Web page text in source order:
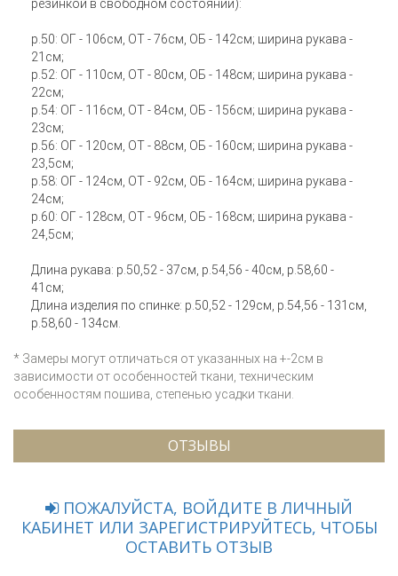
резинкой в свободном состоянии):
р.50: ОГ - 106см, ОТ - 76см, ОБ - 142см; ширина рукава -
21см;
р.52: ОГ - 110см, ОТ - 80см, ОБ - 148см; ширина рукава -
22см;
р.54: ОГ - 116см, ОТ - 84см, ОБ - 156см; ширина рукава -
23см;
р.56: ОГ - 120см, ОТ - 88см, ОБ - 160см; ширина рукава -
23,5см;
р.58: ОГ - 124см, ОТ - 92см, ОБ - 164см; ширина рукава -
24см;
р.60: ОГ - 128см, ОТ - 96см, ОБ - 168см; ширина рукава -
24,5см;
Длина рукава: р.50,52 - 37см, р.54,56 - 40см, р.58,60 -
41см;
Длина изделия по спинке: р.50,52 - 129см, р.54,56 - 131см,
р.58,60 - 134см.
* Замеры могут отличаться от указанных на +-2см в
зависимости от особенностей ткани, техническим
особенностям пошива, степенью усадки ткани.
ОТЗЫВЫ
ПОЖАЛУЙСТА, ВОЙДИТЕ В ЛИЧНЫЙ
КАБИНЕТ ИЛИ ЗАРЕГИСТРИРУЙТЕСЬ, ЧТОБЫ
ОСТАВИТЬ ОТЗЫВ